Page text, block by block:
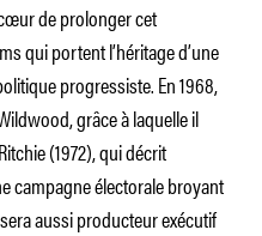
de prolonger cet
qui portent l’héritage d’une
progressiste. En 1968,
grâce à laquelle il
(1972), qui décrit
campagne électorale broyant
aussi producteur exécutif